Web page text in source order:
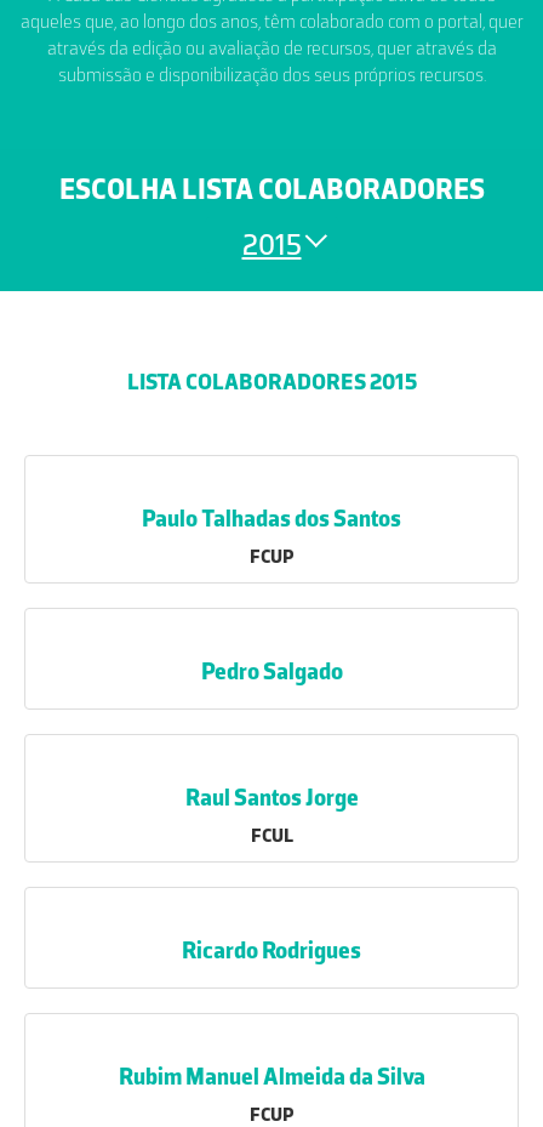
aqueles que, ao longo dos anos, têm colaborado com o portal, quer
através da edição ou avaliação de recursos, quer através da
submissão e disponibilização dos seus próprios recursos.
ESCOLHA LISTA COLABORADORES
2015
LISTA COLABORADORES 2015
Paulo Talhadas dos Santos
FCUP
Pedro Salgado
Raul Santos Jorge
FCUL
Ricardo Rodrigues
Rubim Manuel Almeida da Silva
FCUP